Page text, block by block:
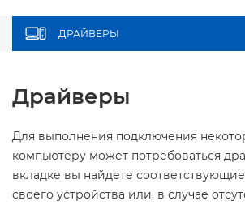
ДРАЙВЕРЫ
Драйверы
Для выполнения подключения
компьютеру может потребоваться
вкладке вы найдете
своего устройства или, в случае